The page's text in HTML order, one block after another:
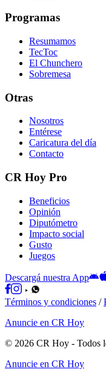
Programas
Resumamos
TecToc
El Chunchero
Sobremesa
Otras
Nosotros
Entérese
Caricatura del día
Contacto
CR Hoy Pro
Beneficios
Opinión
Diputómetro
Impacto social
Gusto
Juegos
Descargá nuestra App
Términos y condiciones /
Anuncie en CR Hoy
© 2026 CR Hoy - Todos
Anuncie en CR Hoy